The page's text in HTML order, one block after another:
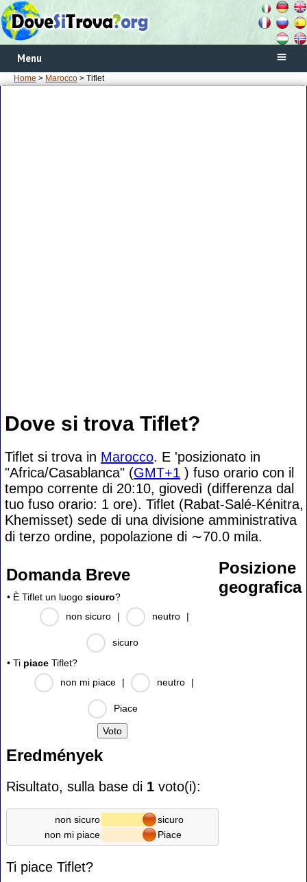
Menu
Home > Marocco > Tiflet
Dove si trova Tiflet?
Tiflet si trova in Marocco. E 'posizionato in
"Africa/Casablanca" (GMT+1 ) fuso orario con il
tempo corrente di 20:10, giovedì (differenza dal
tuo fuso orario: 1 ore). Tiflet (Rabat-Salé-Kénitra,
Khemisset) sede di una divisione amministrativa
di terzo ordine, popolazione di ∼70.0 mila.
Domanda Breve
• È Tiflet un luogo sicuro?
non sicuro
| neutro |
sicuro
• Ti piace Tiflet?
non mi piace
| neutro |
Piace
Eredmények
Risultato, sulla base di 1 voto(i):
non sicuro
sicuro
non mi piace
Piace
Ti piace Tiflet?
Posizione
geografica